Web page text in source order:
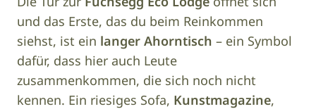
und das Erste, das du beim Reinkommen
siehst, ist ein langer Ahorntisch – ein Symbol
dafür, dass hier auch Leute
zusammenkommen, die sich noch nicht
kennen. Ein riesiges Sofa, Kunstmagazine,